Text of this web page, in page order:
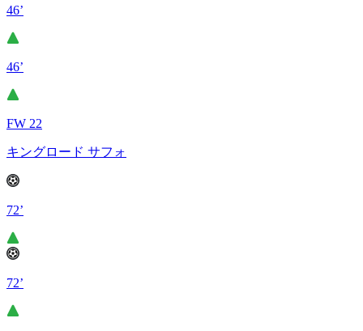
46’
46’
FW 22
キングロード サフォ
72’
72’